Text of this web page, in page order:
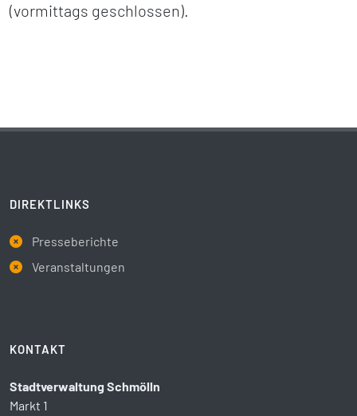
(vormittags geschlossen).
DIREKTLINKS
Presseberichte
Veranstaltungen
KONTAKT
Stadtverwaltung Schmölln
Markt 1